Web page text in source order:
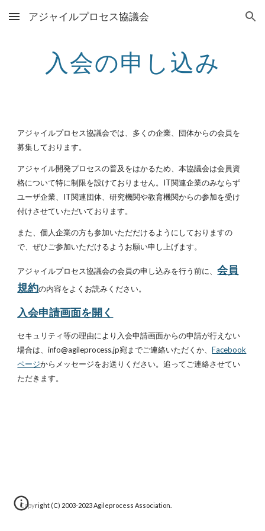
Skip to main content Skip to navigation
アジャイルプロセス協議会
入会の申し込み
アジャイルプロセス協議会では、多くの企業、団体からの会員を
募集しております。
アジャイル開発プロセスの普及をはかるため、本協議会は会員資
格について特に制限を設けておりません。IT関連企業のみならず
ユーザ企業、IT関連団体、研究機関や教育機関からの参加を受け
付けさせていただいております。
また、個人企業の方も参加いただだけるようにしておりますの
で、ぜひご参加いただけるようお願い申し上げます。
アジャイルプロセス協議会の会員の申し込みを行う前に、会員
規約の内容をよくお読みください。
入会申請画面を開く
セキュリティ等の理由により入会申請画面からの申請が行えない
場合は、info@agileprocess.jp宛までご連絡いただくか、Facebook
ページからメッセージをお送りください。追ってご連絡させてい
ただきます。
Copyright (C) 2003-2023Agileprocess Association.